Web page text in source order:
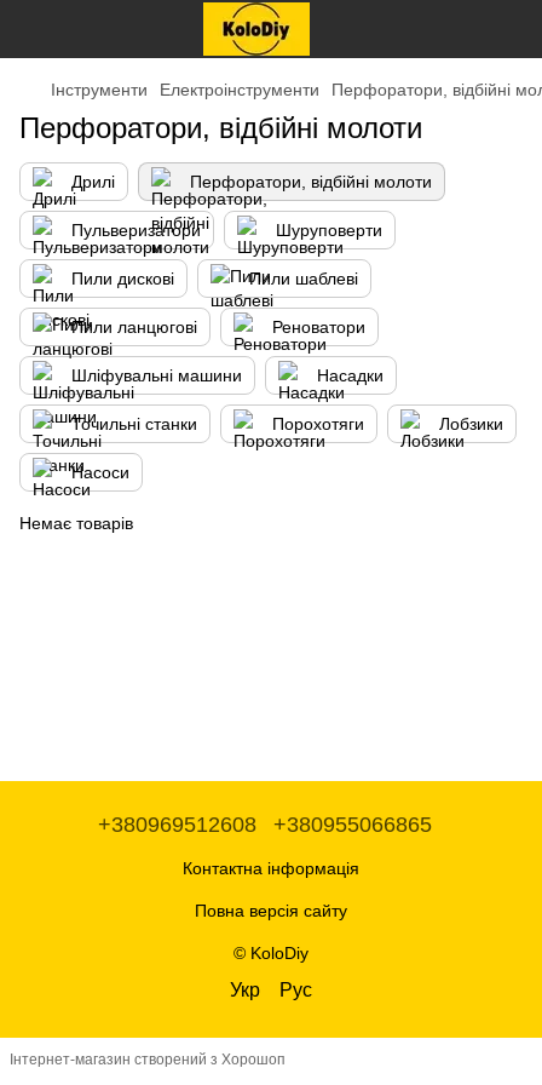
Інструменти Електроінструменти Перфоратори, відбійні
Перфоратори, відбійні молоти
Дрилі Перфоратори, відбійні молоти
Пульверизатори Шуруповерти
Пили дискові Пили шаблеві
Пили ланцюгові Реноватори
Шліфувальні машини Насадки
Точильні станки Порохотяги Лобзики
Насоси
Немає товарів
+380969512608 +380955066865
Контактна інформація
Повна версія сайту
© KoloDiy
Укр Рус
Інтернет-магазин створений з Хорошоп